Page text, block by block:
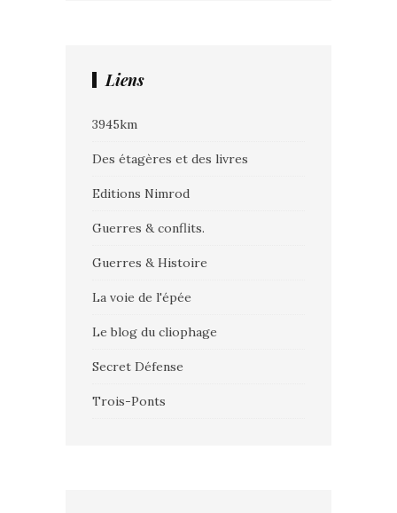
Liens
3945km
Des étagères et des livres
Editions Nimrod
Guerres & conflits.
Guerres & Histoire
La voie de l'épée
Le blog du cliophage
Secret Défense
Trois-Ponts